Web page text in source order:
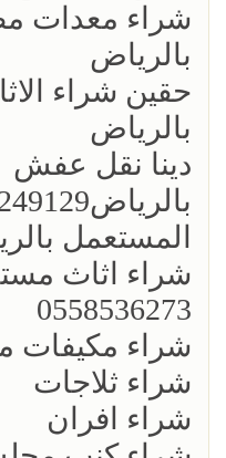
شراء معدات
بالرياض
حقين شراء
بالرياض
دينا نقل عفش
المستعمل بالرياض
شراء اثاث
0558536273
شراء مكيفات
شراء ثلاجات
شراء افران